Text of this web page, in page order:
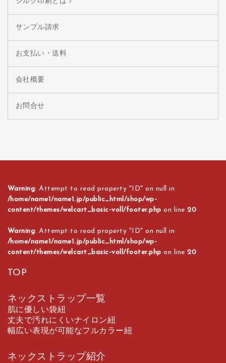
サンプル請求
お支払い・送料
会社概要
お問合せ
Warning: Attempt to read property "ID" on null in
/home/name1/name1.jp/public_html/shop/wp-
content/themes/welcart_basic-voll/footer.php on line20
Warning: Attempt to read property "ID" on null in
/home/name1/name1.jp/public_html/shop/wp-
content/themes/welcart_basic-voll/footer.php on line20
TOP
ネックストラップ一覧
肌に優しい袋紐
丈夫で汚れにくいナイロン紐
幅広い表現が可能なフルカラー紐
ネックストラップ紹介